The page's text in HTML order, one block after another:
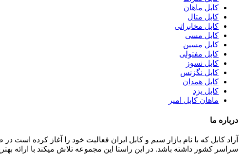
کابل ماهان
کابل متال
کابل مخابراتی
کابل مسی
کابل مسین
کابل مفتولی
کابل نسوز
کابل نگزنس
کابل همدان
کابل یزد
ماهان کابل امیر
درباره ما
سراسر کشور داشته باشد. در این راستا این مجموعه تلاش میکند با ارائه